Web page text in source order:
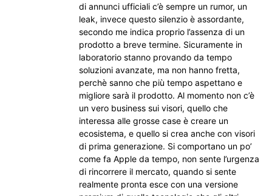
di annunci ufficiali c’è sempre un rumor, un
leak, invece questo silenzio è assordante,
secondo me indica proprio l’assenza di un
prodotto a breve termine. Sicuramente in
laboratorio stanno provando da tempo
soluzioni avanzate, ma non hanno fretta,
perchè sanno che più tempo aspettano e
migliore sarà il prodotto. Al momento non c’è
un vero business sui visori, quello che
interessa alle grosse case è creare un
ecosistema, e quello si crea anche con visori
di prima generazione. Si comportano un po’
come fa Apple da tempo, non sente l’urgenza
di rincorrere il mercato, quando si sente
realmente pronta esce con una versione